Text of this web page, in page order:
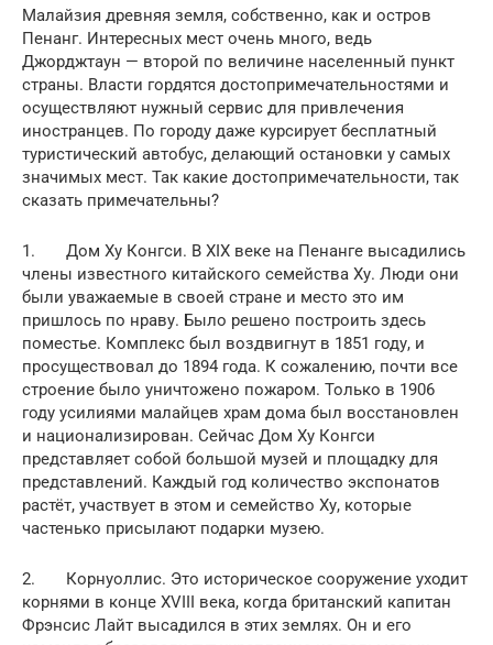
Малайзия древняя земля, собственно, как и остров
Пенанг. Интересных мест очень много, ведь
Джорджтаун — второй по величине населенный пункт
страны. Власти гордятся достопримечательностями и
осуществляют нужный сервис для привлечения
иностранцев. По городу даже курсирует бесплатный
туристический автобус, делающий остановки у самых
значимых мест. Так какие достопримечательности, так
сказать примечательны?
1. Дом Ху Конгси. В ХIХ веке на Пенанге высадились
члены известного китайского семейства Ху. Люди они
были уважаемые в своей стране и место это им
пришлось по нраву. Было решено построить здесь
поместье. Комплекс был воздвигнут в 1851 году, и
просуществовал до 1894 года. К сожалению, почти все
строение было уничтожено пожаром. Только в 1906
году усилиями малайцев храм дома был восстановлен
и национализирован. Сейчас Дом Ху Конгси
представляет собой большой музей и площадку для
представлений. Каждый год количество экспонатов
растёт, участвует в этом и семейство Ху, которые
частенько присылают подарки музею.
2. Корнуоллис. Это историческое сооружение уходит
корнями в конце XVIII века, когда британский капитан
Фрэнсис Лайт высадился в этих землях. Он и его